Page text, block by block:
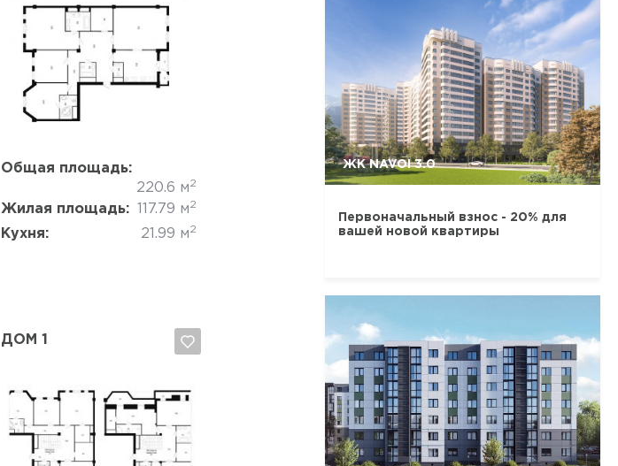
Общая площадь:
220.6 м2
Жилая площадь: 117.79 м2
Кухня: 21.99 м2
Да, удалить
ДОМ 1
ЖК NAVOI 3.0
Первоначальный взнос - 20% для
вашей новой квартиры